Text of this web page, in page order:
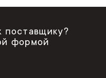
поставщику?
формой